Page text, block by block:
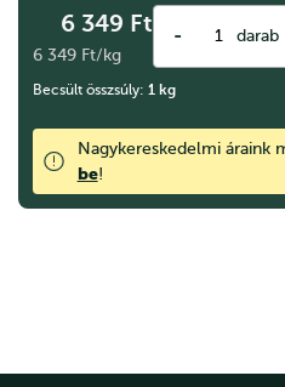
6 349 Ft
6 349 Ft/kg
- darab
Becsült összsúly: 1 kg
Nagykereskedelmi áraink
be!